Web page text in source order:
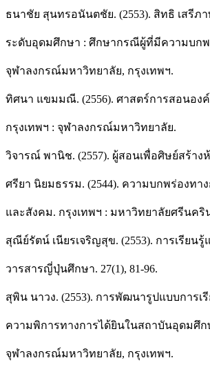
ธนาชัย สุนทรอนันตชัย. (2553). สิทธิ เสรี
ระดับอุดมศึกษา : ศึกษากรณีผู้ที่มีความบก
จุฬาลงกรณ์มหาวิทยาลัย, กรุงเทพฯ.
ทิศนา แขมมณี. (2556). ศาสตร์การสอนอง
กรุงเทพฯ : จุฬาลงกรณ์มหาวิทยาลัย.
วิจารณ์ พานิช. (2557). ผู้สอนเพื่อศิษย์สร้า
ศรียา นิยมธรรม. (2544). ความบกพร่องท
และสังคม. กรุงเทพฯ : มหาวิทยาลัยศรีนค
สุณีย์รัตน์ เนียรเจริญสุข. (2553). การเรีย
วารสารญี่ปุ่นศึกษา. 27(1), 81-96.
สุพิน นาวง. (2553). การพัฒนารูปแบบกา
ความพิการทางการได้ยินในสถาบันอุดมศึ
จุฬาลงกรณ์มหาวิทยาลัย, กรุงเทพฯ.